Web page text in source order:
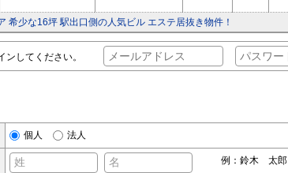
希少な16坪 駅出口側の人気ビル エステ居抜き物件！
してください。
個人 法人
例：鈴木 太郎